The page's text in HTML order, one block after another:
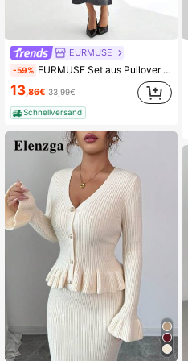
4,85 1.2M Follower
EURMUSE
-59% EURMUSE Set aus Pullover und Kleid mit Perlensteinen, 2 Stücke
13,86€ 33,99€
Schnellversand